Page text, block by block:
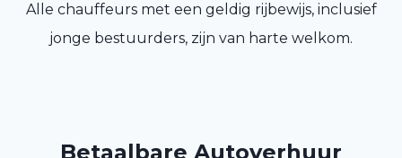
Alle chauffeurs met een geldig rijbewijs, inclusief
jonge bestuurders, zijn van harte welkom.
Betaalbare Autoverhuur